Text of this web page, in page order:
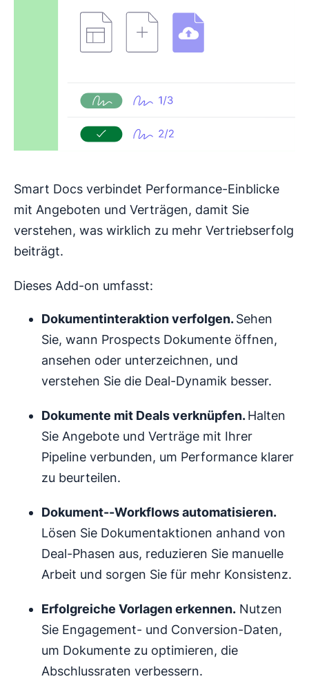
Smart Docs verbindet Performance-Einblicke
mit Angeboten und Verträgen, damit Sie
verstehen, was wirklich zu mehr Vertriebserfolg
beiträgt.
Dieses Add-on umfasst:
Dokumentinteraktion verfolgen.Sehen
Sie, wann Prospects Dokumente öffnen,
ansehen oder unterzeichnen, und
verstehen Sie die Deal-Dynamik besser.
Dokumente mit Deals verknüpfen.Halten
Sie Angebote und Verträge mit Ihrer
Pipeline verbunden, um Performance klarer
zu beurteilen.
Dokument--Workflows automatisieren.
Lösen Sie Dokumentaktionen anhand von
Deal-Phasen aus, reduzieren Sie manuelle
Arbeit und sorgen Sie für mehr Konsistenz.
Erfolgreiche Vorlagenerkennen. Nutzen
Sie Engagement- und Conversion-Daten,
um Dokumente zu optimieren, die
Abschlussraten verbessern.